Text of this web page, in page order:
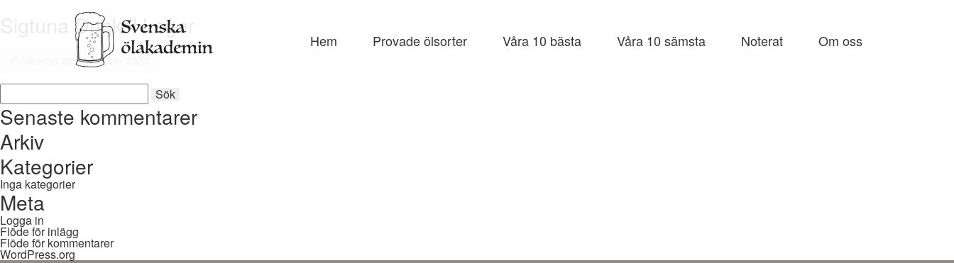
vidare
Hem Provade ölsorter Våra 10 bästa Våra 10 sämsta Noterat Om oss
Sigtuna Dunkel Lager
Publicerad 28 september 2022
Sök Sök
Senaste kommentarer
Arkiv
Kategorier
Inga kategorier
Meta
Logga in
Flöde för inlägg
Flöde för kommentarer
WordPress.org